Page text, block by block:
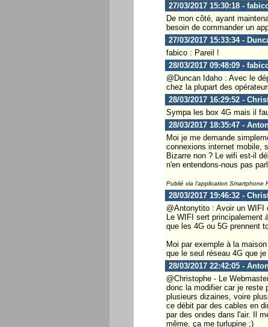
27/03/2017 15:30:18 -
De mon côté, ayant
besoin de commander un
27/03/2017 15:33:34 -
fabico : Pareil !
28/03/2017 09:48:09 -
@Duncan Idaho : Avec le
chez la plupart des
28/03/2017 16:29:52 -
Sympa les box 4G mais il
28/03/2017 18:35:47 -
Moi je me demande
connexions internet mobile,
Bizarre non ? Le wifi est-il
n'en entendons-nous pas
Publié via l'application Smartphone
28/03/2017 19:46:32 -
@Antonytito : Avoir un
Le WIFI sert principalement
que les 4G ou 5G prennent
Moi par exemple à la
que le seul réseau 4G que
28/03/2017 22:42:05 -
@Christophe - Le
donc la modifier car je reste
plusieurs dizaines, voire
ce débit par des cables en
par des ondes dans l'air. Il
même, ça me turlupine ;)